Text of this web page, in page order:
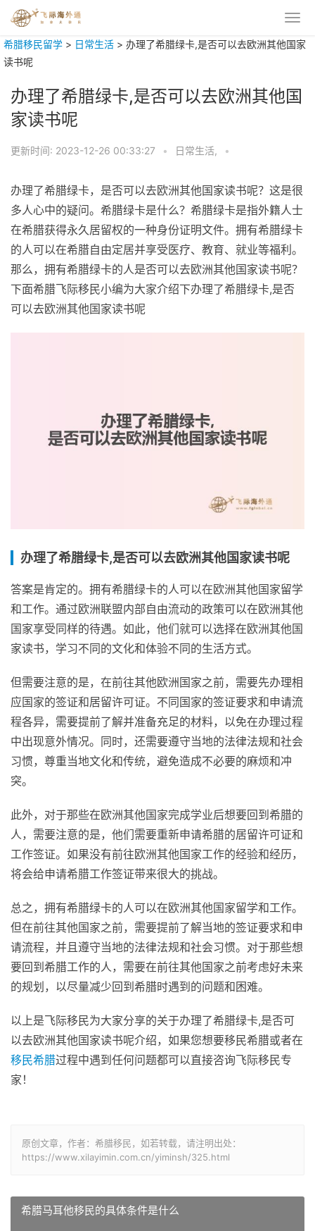
希腊移民留学 > 日常生活 > 办理了希腊绿卡,是否可以去欧洲其他国家
读书呢
办理了希腊绿卡,是否可以去欧洲其他国
家读书呢
更新时间: 2023-12-26 00:33:27 • 日常生活, •
办理了希腊绿卡，是否可以去欧洲其他国家读书呢？这是很
多人心中的疑问。希腊绿卡是什么？希腊绿卡是指外籍人士
在希腊获得永久居留权的一种身份证明文件。拥有希腊绿卡
的人可以在希腊自由定居并享受医疗、教育、就业等福利。
那么，拥有希腊绿卡的人是否可以去欧洲其他国家读书呢？
下面希腊飞际移民小编为大家介绍下办理了希腊绿卡,是否
可以去欧洲其他国家读书呢
办理了希腊绿卡,是否可以去欧洲其他国家读书呢
答案是肯定的。拥有希腊绿卡的人可以在欧洲其他国家留学
和工作。通过欧洲联盟内部自由流动的政策可以在欧洲其他
国家享受同样的待遇。如此，他们就可以选择在欧洲其他国
家读书，学习不同的文化和体验不同的生活方式。
但需要注意的是，在前往其他欧洲国家之前，需要先办理相
应国家的签证和居留许可证。不同国家的签证要求和申请流
程各异，需要提前了解并准备充足的材料，以免在办理过程
中出现意外情况。同时，还需要遵守当地的法律法规和社会
习惯，尊重当地文化和传统，避免造成不必要的麻烦和冲
突。
此外，对于那些在欧洲其他国家完成学业后想要回到希腊的
人，需要注意的是，他们需要重新申请希腊的居留许可证和
工作签证。如果没有前往欧洲其他国家工作的经验和经历，
将会给申请希腊工作签证带来很大的挑战。
总之，拥有希腊绿卡的人可以在欧洲其他国家留学和工作。
但在前往其他国家之前，需要提前了解当地的签证要求和申
请流程，并且遵守当地的法律法规和社会习惯。对于那些想
要回到希腊工作的人，需要在前往其他国家之前考虑好未来
的规划，以尽量减少回到希腊时遇到的问题和困难。
以上是飞际移民为大家分享的关于办理了希腊绿卡,是否可
以去欧洲其他国家读书呢介绍，如果您想要移民希腊或者在
移民希腊过程中遇到任何问题都可以直接咨询飞际移民专
家！
原创文章，作者：希腊移民，如若转载，请注明出处：
https://www.xilayimin.com.cn/yiminsh/325.html
希腊马耳他移民的具体条件是什么